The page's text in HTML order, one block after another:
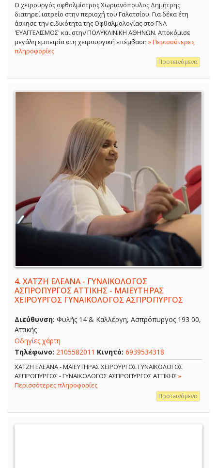
Ο χειρουργός οφθαλμίατρος Χωριανόπουλος Δημήτρης
διατηρεί ιατρείο στην περιοχή του Γαλατσίου. Για δέκα έτη
άσκησε την ειδικότητα της Οφθαλμολογίας στο ΓΝΑ
'ΕΥΑΓΓΕΛΙΣΜΟΣ' και στην ΠΟΛΥΚΛΙΝΙΚΗ ΑΘΗΝΩΝ. Αποκόμισε
μεγάλη εμπειρία στη χειρουργική επέμβαση » Περισσότερες
πληροφορίες
Προτεινόμενα
4. ΧΑΤΖΗ ΕΛΕΑΝΑ - ΓΥΝΑΙΚΟΛΟΓΟΣ
ΑΣΠΡΟΠΥΡΓΟΣ ΑΤΤΙΚΗΣ - ΜΑΙΕΥΤΗΡΑΣ
ΧΕΙΡΟΥΡΓΟΣ ΓΥΝΑΙΚΟΛΟΓΟΣ ΑΣΠΡΟΠΥΡΓΟΣ
Διεύθυνση: Φυλής 14 & Καλλέργη, Ασπρόπυργος 193 00,
Αττικής
Οδηγίες χάρτη
Τηλέφωνο: 2105582011 Κινητό: 6939534318
ΧΑΤΖΗ ΕΛΕΑΝΑ - ΜΑΙΕΥΤΗΡΑΣ ΧΕΙΡΟΥΡΓΟΣ ΓΥΝΑΙΚΟΛΟΓΟΣ
ΑΣΠΡΟΠΥΡΓΟΣ - ΓΥΝΑΙΚΟΛΟΓΟΣ ΑΣΠΡΟΠΥΡΓΟΣ ΑΤΤΙΚΗΣ»
Περισσότερες πληροφορίες
Προτεινόμενα